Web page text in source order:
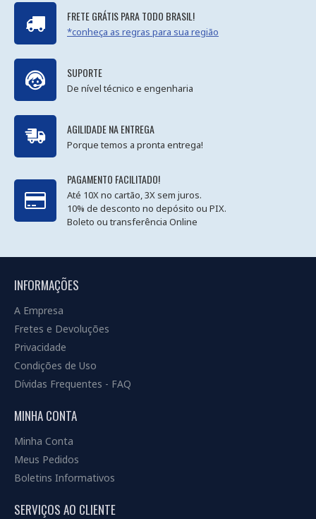
FRETE GRÁTIS PARA TODO BRASIL!
*conheça as regras para sua região
SUPORTE
De nível técnico e engenharia
AGILIDADE NA ENTREGA
Porque temos a pronta entrega!
PAGAMENTO FACILITADO!
Até 10X no cartão, 3X sem juros.
10% de desconto no depósito ou PIX.
Boleto ou transferência Online
INFORMAÇÕES
A Empresa
Fretes e Devoluções
Privacidade
Condições de Uso
Dívidas Frequentes - FAQ
MINHA CONTA
Minha Conta
Meus Pedidos
Boletins Informativos
SERVIÇOS AO CLIENTE